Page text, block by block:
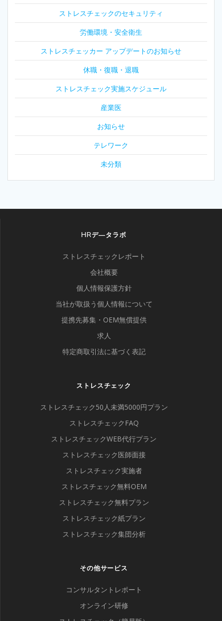
ストレスチェックのセキュリティ
労働環境・安全衛生
ストレスチェッカー アップデートのお知らせ
休職・復職・退職
ストレスチェック実施スケジュール
産業医
お知らせ
テレワーク
未分類
HRデ―タラボ
ストレスチェックレポート
会社概要
個人情報保護方針
当社が取扱う個人情報について
提携先募集・OEM無償提供
求人
特定商取引法に基づく表記
ストレスチェック
ストレスチェック50人未満5000円プラン
ストレスチェックFAQ
ストレスチェックWEB代行プラン
ストレスチェック医師面接
ストレスチェック実施者
ストレスチェック無料OEM
ストレスチェック無料プラン
ストレスチェック紙プラン
ストレスチェック集団分析
その他サービス
コンサルタントレポート
オンライン研修